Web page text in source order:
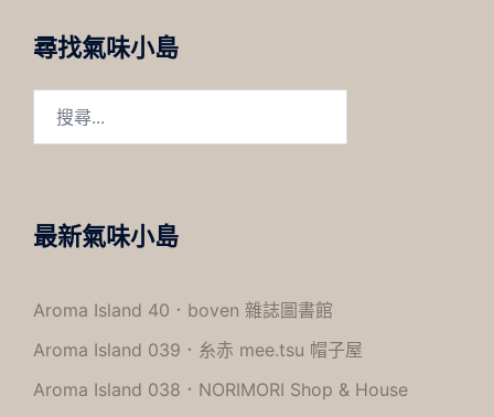
尋找氣味小島
最新氣味小島
Aroma Island 40．boven 雜誌圖書館
Aroma Island 039．糸赤 mee.tsu 帽子屋
Aroma Island 038．NORIMORI Shop & House